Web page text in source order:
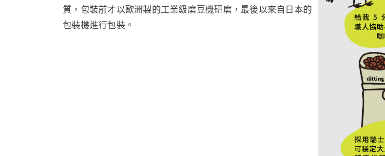
質，包裝前才以歐洲製的工業級磨豆機研磨，最後以來自日本的
包裝機進行包裝。